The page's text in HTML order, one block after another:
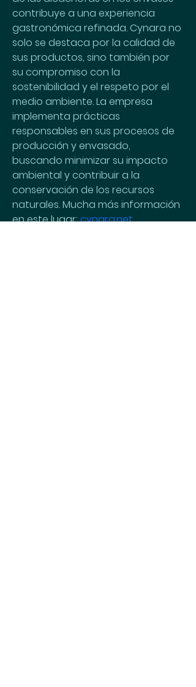
contribuye a una experiencia
gastronómica refinada. Cynara no
solo se destaca por la calidad de
sus productos, sino también por
su compromiso con la
sostenibilidad y el respeto por el
medio ambiente. La empresa
implementa prácticas
responsables en sus procesos de
producción y envasado,
buscando minimizar su impacto
ambiental y contribuir a la
conservación de los recursos
naturales. Mucha más información
en este lugar: cynara.net